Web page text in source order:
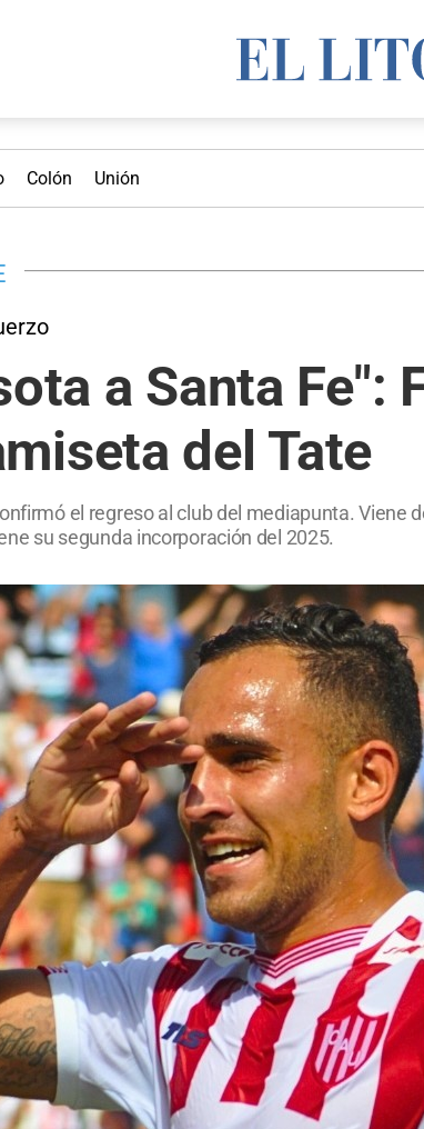
Colón Unión
a Santa Fe":
del Tate
el regreso al club del mediapunta.
su segunda incorporación del 2025.